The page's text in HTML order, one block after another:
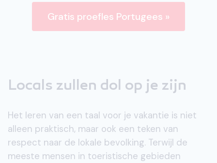
Gratis proefles Portugees »
Locals zullen dol op je zijn
Het leren van een taal voor je vakantie is niet
alleen praktisch, maar ook een teken van
respect naar de lokale bevolking. Terwijl de
meeste mensen in toeristische gebieden